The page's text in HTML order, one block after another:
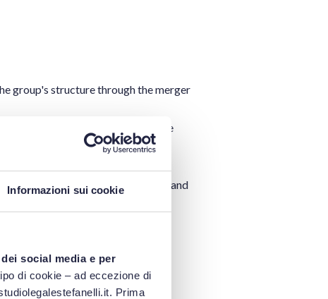
Informazioni sui cookie
social media e per
di cookie – ad eccezione di
Prima
group's structure through the merger
DP Group with regard to the
she discusses the crucial aspects and